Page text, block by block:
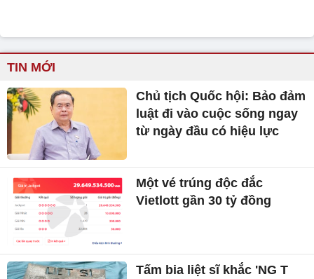
TIN MỚI
Chủ tịch Quốc hội: Bảo đảm
luật đi vào cuộc sống ngay
từ ngày đầu có hiệu lực
Một vé trúng độc đắc
Vietlott gần 30 tỷ đồng
Tấm bia liệt sĩ khắc 'NG T